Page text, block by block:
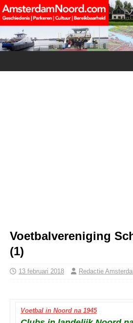
Voetbalvereniging
(1)
13 februari 2018 Redactie
Voetbal in Noord na 1945